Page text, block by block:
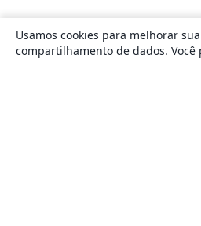
Usamos cookies para melhorar
compartilhamento de dados. Você